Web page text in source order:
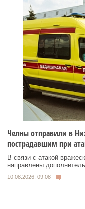
Челны отправили в
пострадавшим при
В связи с атакой
направлены
10.08.2026, 09:08